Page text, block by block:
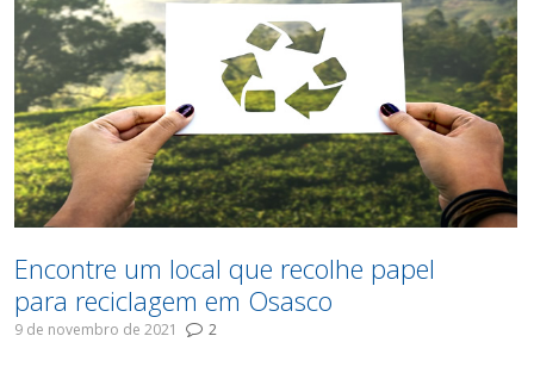
Encontre um local que recolhe papel
para reciclagem em Osasco
9 de novembro de 2021 2